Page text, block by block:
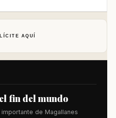
AQUÍ
fin del mundo
de Magallanes